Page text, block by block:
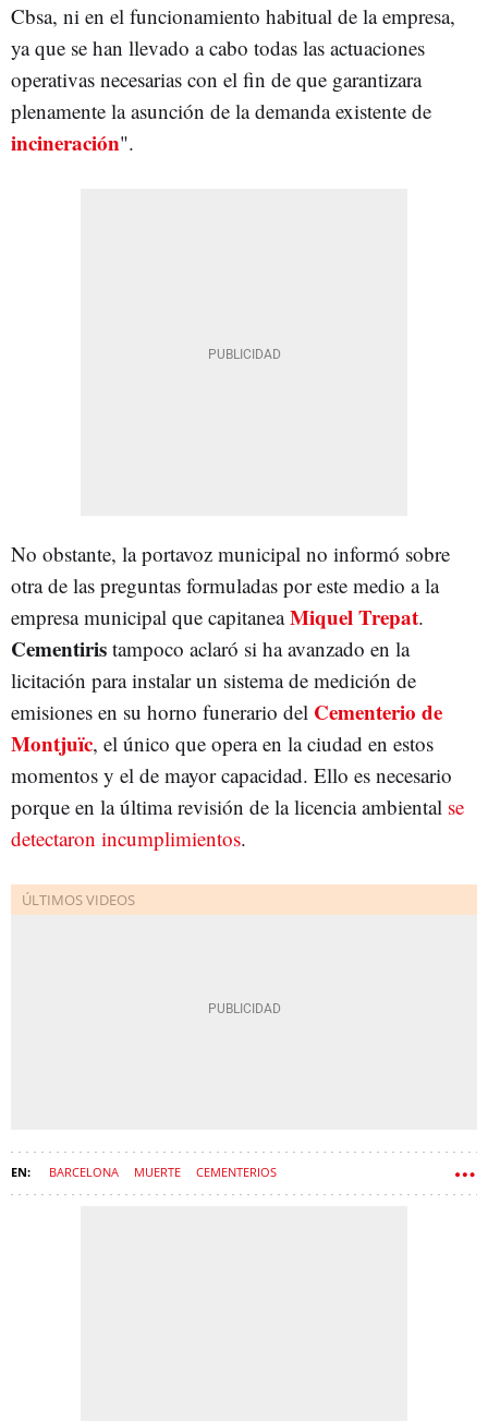
Cbsa, ni en el funcionamiento habitual de la empresa,
ya que se han llevado a cabo todas las actuaciones
operativas necesarias con el fin de que garantizara
plenamente la asunción de la demanda existente de
incineración".
No obstante, la portavoz municipal no informó sobre
otra de las preguntas formuladas por este medio a la
empresa municipal que capitaneaMiquel Trepat.
Cementiris tampoco aclaró si ha avanzado en la
licitación para instalar un sistema de medición de
emisiones en su horno funerario del Cementerio de
Montjuïc, el único que opera en la ciudad en estos
momentos y el de mayor capacidad. Ello es necesario
porque en la última revisión de la licencia ambiental se
detectaron incumplimientos.
BARCELONA MUERTE CEMENTERIOS